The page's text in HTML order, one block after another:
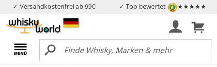
✓ Versandkostenfrei ab 99€ ✓ Top bewertet ★★★★★